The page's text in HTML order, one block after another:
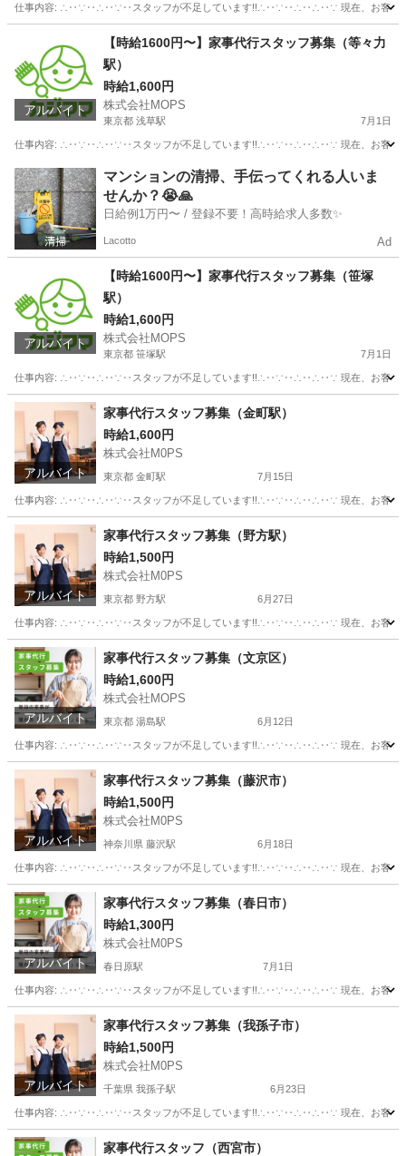
仕事内容: ∴‥∵‥∴‥∵‥スタッフが不足しています!!∴‥∵‥∴‥∴‥∵ 現在、お客様から多
その他 スタッフ
アルバイト
【時給1600円〜】家事代行スタッフ募集（等々力
駅）
時給1,600円
株式会社MOPS
東京都 浅草駅 7月1日
仕事内容: ∴‥∵‥∴‥∵‥スタッフが不足しています!!∴‥∵‥∴‥∴‥∵ 現在、お客様から多
東京 台東区 浅草駅 ホームヘルパー スタッフ
マンションの清掃、手伝ってくれる人いま
せんか？😭🙏
日給例1万円〜 / 登録不要！高時給求人多数✨
Lacotto Ad
アルバイト
【時給1600円〜】家事代行スタッフ募集（笹塚
駅）
時給1,600円
株式会社MOPS
東京都 笹塚駅 7月1日
仕事内容: ∴‥∵‥∴‥∵‥スタッフが不足しています!!∴‥∵‥∴‥∴‥∵ 現在、お客様から多
東京 渋谷区 笹塚駅 ホームヘルパー スタッフ
アルバイト
家事代行スタッフ募集（金町駅）
時給1,600円
株式会社M0PS
東京都 金町駅 7月15日
仕事内容: ∴‥∵‥∴‥∵‥スタッフが不足しています!!∴‥∵‥∴‥∴‥∵ 現在、お客様から多
東京 葛飾区 金町駅 その他 スタッフ
アルバイト
家事代行スタッフ募集（野方駅）
時給1,500円
株式会社M0PS
東京都 野方駅 6月27日
仕事内容: ∴‥∵‥∴‥∵‥スタッフが不足しています!!∴‥∵‥∴‥∴‥∵ 現在、お客様から多
東京 中野区 野方駅 その他 スタッフ
アルバイト
家事代行スタッフ募集（文京区）
時給1,600円
株式会社MOPS
東京都 湯島駅 6月12日
仕事内容: ∴‥∵‥∴‥∵‥スタッフが不足しています!!∴‥∵‥∴‥∴‥∵ 現在、お客様から多
東京 文京区 湯島駅 その他 スタッフ
アルバイト
家事代行スタッフ募集（藤沢市）
時給1,500円
株式会社M0PS
神奈川県 藤沢駅 6月18日
仕事内容: ∴‥∵‥∴‥∵‥スタッフが不足しています!!∴‥∵‥∴‥∴‥∵ 現在、お客様から多
神奈川 藤沢市 藤沢駅 その他 スタッフ
アルバイト
家事代行スタッフ募集（春日市）
時給1,300円
株式会社M0PS
春日原駅 7月1日
仕事内容: ∴‥∵‥∴‥∵‥スタッフが不足しています!!∴‥∵‥∴‥∴‥∵ 現在、お客様から多
福岡 春日市 春日原駅 その他 スタッフ
アルバイト
家事代行スタッフ募集（我孫子市）
時給1,500円
株式会社M0PS
千葉県 我孫子駅 6月23日
仕事内容: ∴‥∵‥∴‥∵‥スタッフが不足しています!!∴‥∵‥∴‥∴‥∵ 現在、お客様から多
千葉 我孫子市 我孫子駅 その他 スタッフ
家事代行スタッフ（西宮市）